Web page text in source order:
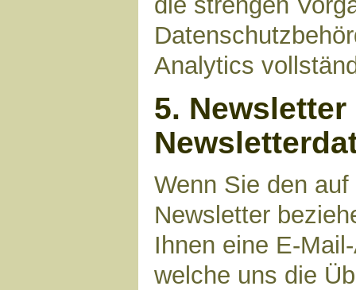
Analytics
5. Newsletter
Wenn Sie den
Newsletter
Ihnen eine E-
welche uns die